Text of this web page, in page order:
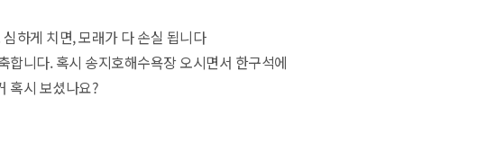
하게 치면, 모래가 다 손실 됩니다
합니다. 혹시 송지호해수욕장 오시면서 한구석에
혹시 보셨나요?